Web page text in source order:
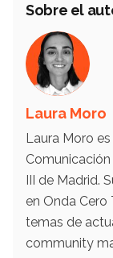
Sobre el
Laura Moro
Laura Moro
III de Madrid.
en Onda Cero
temas de
community